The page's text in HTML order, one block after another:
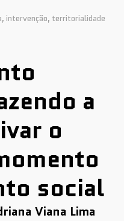
, intervenção, territorialidade
a
o
social
Viana Lima